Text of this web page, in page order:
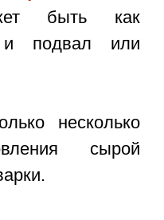
быть как
и подвал или
несколько
сырой